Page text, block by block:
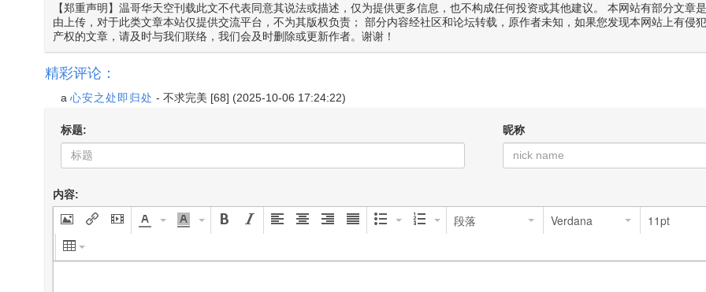
【郑重声明】温哥华天空刊载此文不代表同意其说法或描述，仅为提供更多信息，也不构成任何投资或其他建议。 本网站有部分文章
由上传，对于此类文章本站仅提供交流平台，不为其版权负责； 部分内容经社区和论坛转载，原作者未知，如果您发现本网站上有侵
产权的文章，请及时与我们联络，我们会及时删除或更新作者。谢谢！
精彩评论：
a 心安之处即归处 - 不求完美 [68] (2025-10-06 17:24:22)
标题: 昵称
内容:
段落 Verdana 11pt